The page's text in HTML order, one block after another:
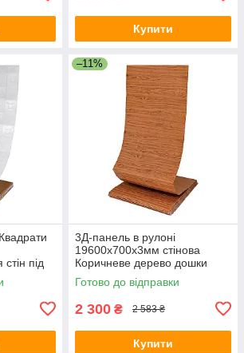
Купити
під
3-
–11%
3Д-панель в рулоні
19600x700x3мм стінова
Коричневе дерево дошки
самоклеюча ПВХ
декоративна SW-00002223
Готово до відправки
2 300 ₴ 2 583 ₴
Купити